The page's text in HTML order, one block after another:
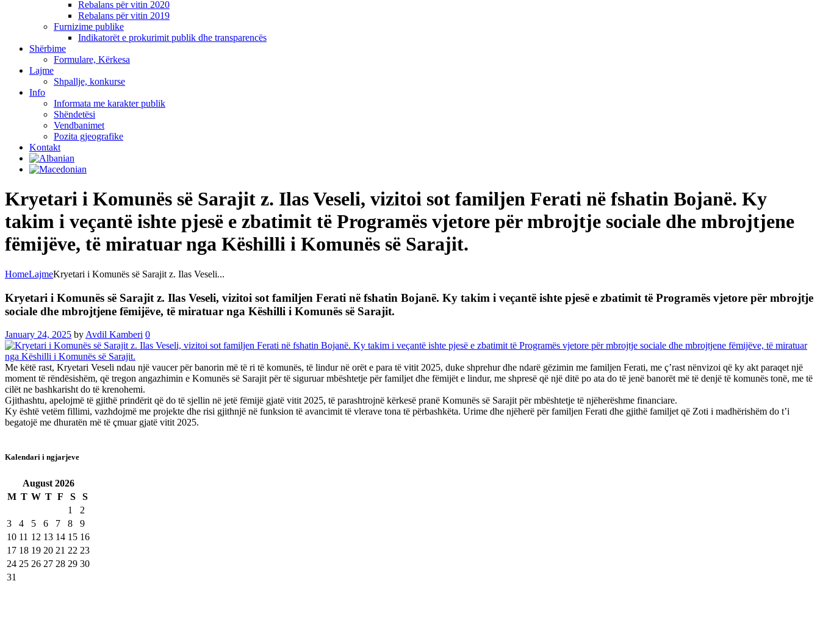
Rebalans për vitin 2020
Rebalans për vitin 2019
Furnizime publike
Indikatorët e prokurimit publik dhe transparencës
Shërbime
Formulare, Kërkesa
Lajme
Shpallje, konkurse
Info
Informata me karakter publik
Shëndetësi
Vendbanimet
Pozita gjeografike
Kontakt
Kryetari i Komunës së Sarajit z. Ilas Veseli, vizitoi sot familjen Ferati në fshatin Bojanë. Ky
takim i veçantë ishte pjesë e zbatimit të Programës vjetore për mbrojtje sociale dhe mbrojtjene
fëmijëve, të miratuar nga Këshilli i Komunës së Sarajit.
HomeLajmeKryetari i Komunës së Sarajit z. Ilas Veseli...
Kryetari i Komunës së Sarajit z. Ilas Veseli, vizitoi sot familjen Ferati në fshatin Bojanë. Ky takim i veçantë ishte pjesë e zbatimit të Programës vjetore për mbrojtje
sociale dhe mbrojtjene fëmijëve, të miratuar nga Këshilli i Komunës së Sarajit.
January 24, 2025 by Avdil Kamberi 0
Me këtë rast, Kryetari Veseli ndau një vaucer për banorin më të ri të komunës, të lindur në orët e para të vitit 2025, duke shprehur dhe ndarë gëzimin me familjen Ferati, me ç’rast nënvizoi që ky akt paraqet një
moment të rëndësishëm, që tregon angazhimin e Komunës së Sarajit për të siguruar mbështetje për familjet dhe fëmijët e lindur, me shpresë që një ditë po ata do të jenë banorët më të denjë të komunës tonë, me të
cilët ne bashkarisht do të krenohemi.
Gjithashtu, apelojmë të gjithë prindërit që do të sjellin në jetë fëmijë gjatë vitit 2025, të parashtrojnë kërkesë pranë Komunës së Sarajit për mbështetje të njëherëshme financiare.
Ky është vetëm fillimi, vazhdojmë me projekte dhe risi gjithnjë në funksion të avancimit të vlerave tona të përbashkëta. Urime dhe njëherë për familjen Ferati dhe gjithë familjet që Zoti i madhërishëm do t’i
begatojë me dhuratën më të çmuar gjatë vitit 2025.
Kalendari i ngjarjeve
August 2026
M T W T F S
S
1
2
3
4 5 6 7 8
9
10 11 12 13 14 15 16
17 18 19 20 21 22 23
24 25 26 27 28 29 30
31